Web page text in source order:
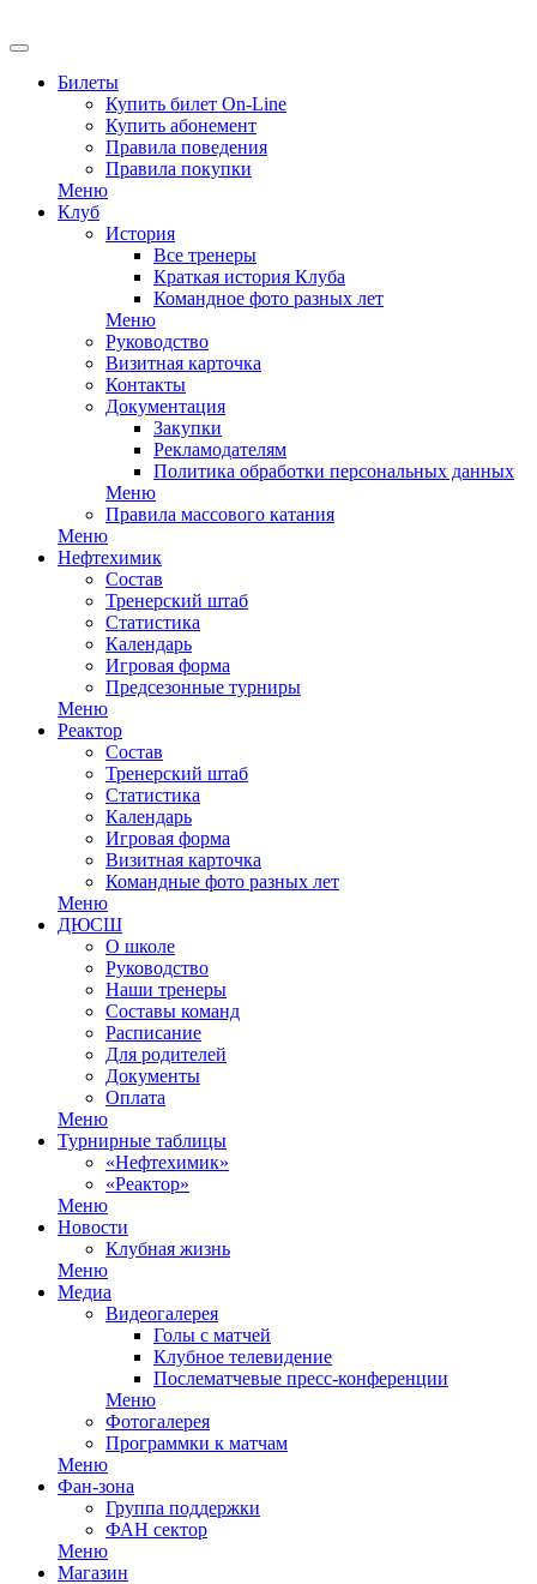
Билеты
Купить билет On-Line
Купить абонемент
Правила поведения
Правила покупки
Меню
Клуб
История
Все тренеры
Краткая история Клуба
Командное фото разных лет
Меню
Руководство
Визитная карточка
Контакты
Документация
Закупки
Рекламодателям
Политика обработки персональных данных
Меню
Правила массового катания
Меню
Нефтехимик
Состав
Тренерский штаб
Статистика
Календарь
Игровая форма
Предсезонные турниры
Меню
Реактор
Состав
Тренерский штаб
Статистика
Календарь
Игровая форма
Визитная карточка
Командные фото разных лет
Меню
ДЮСШ
О школе
Руководство
Наши тренеры
Составы команд
Расписание
Для родителей
Документы
Оплата
Меню
Турнирные таблицы
«Нефтехимик»
«Реактор»
Меню
Новости
Клубная жизнь
Меню
Медиа
Видеогалерея
Голы с матчей
Клубное телевидение
Послематчевые пресс-конференции
Меню
Фотогалерея
Программки к матчам
Меню
Фан-зона
Группа поддержки
ФАН сектор
Меню
Магазин